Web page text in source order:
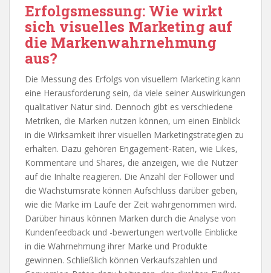
Erfolgsmessung: Wie wirkt
sich visuelles Marketing auf
die Markenwahrnehmung
aus?
Die Messung des Erfolgs von visuellem Marketing kann
eine Herausforderung sein, da viele seiner Auswirkungen
qualitativer Natur sind. Dennoch gibt es verschiedene
Metriken, die Marken nutzen können, um einen Einblick
in die Wirksamkeit ihrer visuellen Marketingstrategien zu
erhalten. Dazu gehören Engagement-Raten, wie Likes,
Kommentare und Shares, die anzeigen, wie die Nutzer
auf die Inhalte reagieren. Die Anzahl der Follower und
die Wachstumsrate können Aufschluss darüber geben,
wie die Marke im Laufe der Zeit wahrgenommen wird.
Darüber hinaus können Marken durch die Analyse von
Kundenfeedback und -bewertungen wertvolle Einblicke
in die Wahrnehmung ihrer Marke und Produkte
gewinnen. Schließlich können Verkaufszahlen und